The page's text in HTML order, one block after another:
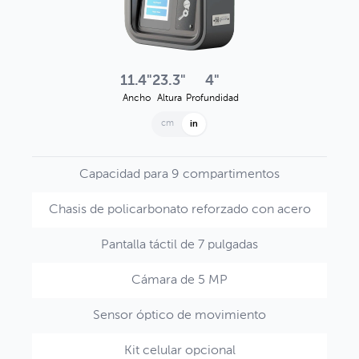
11.4"
Ancho
23.3"
Altura
4"
Profundidad
cm in
Capacidad para 9 compartimentos
Chasis de policarbonato reforzado con acero
Pantalla táctil de 7 pulgadas
Cámara de 5 MP
Sensor óptico de movimiento
Kit celular opcional